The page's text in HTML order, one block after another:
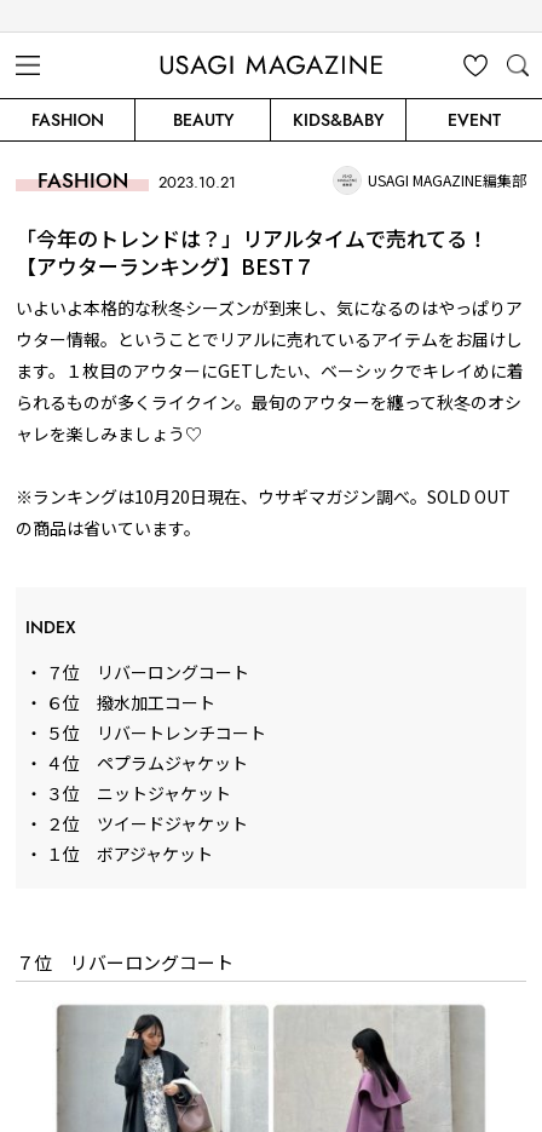
CLIP
FASHION BEAUTY KIDS&BABY EVENT
FASHION 2023.10.21 USAGI MAGAZINE編集部
「今年のトレンドは？」リアルタイムで売れてる！
【アウターランキング】BEST７
いよいよ本格的な秋冬シーズンが到来し、気になるのはやっぱりア
ウター情報。ということでリアルに売れているアイテムをお届けし
ます。１枚目のアウターにGETしたい、ベーシックでキレイめに着
られるものが多くライクイン。最旬のアウターを纏って秋冬のオシ
ャレを楽しみましょう♡
※ランキングは10月20日現在、ウサギマガジン調べ。SOLD OUT
の商品は省いています。
INDEX
・ ７位 リバーロングコート
・ ６位 撥水加工コート
・ ５位 リバートレンチコート
・ ４位 ペプラムジャケット
・ ３位 ニットジャケット
・ ２位 ツイードジャケット
・ １位 ボアジャケット
７位 リバーロングコート